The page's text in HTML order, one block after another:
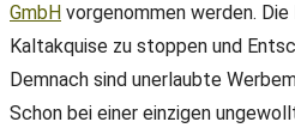
GmbH vorgenommen werden.
Kaltakquise zu stoppen und
Demnach sind unerlaubte
Schon bei einer einzigen